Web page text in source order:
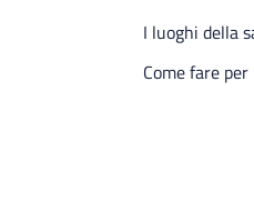
I luoghi della
Come fare per